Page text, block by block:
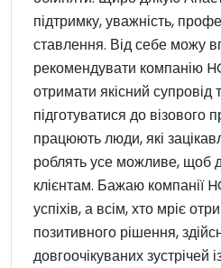
підтримку, уважність,
ставлення. Від себе можу
рекомендувати компанію
отримати якісний
підготуватися до візового
працюють люди, які
роблять усе можливе, щоб
клієнтам. Бажаю компанії
успіхів, а всім, хто мріє
позитивного рішення,
довгоочікуваних